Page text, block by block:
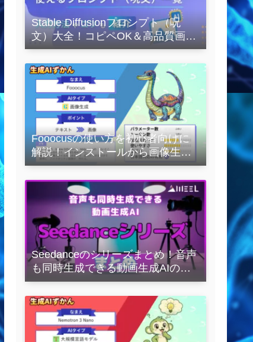
Stable Diffusionプロンプト（呪
文）大全！コピペOK＆高品質画像
を作るコツの完全保存版
Fooocusの使い方を初心者向けに
解説！インストールから画像生成
の実践まで紹介
Seedanceのシリーズまとめ！音声
も同時生成できる動画生成AIの全
容を解説